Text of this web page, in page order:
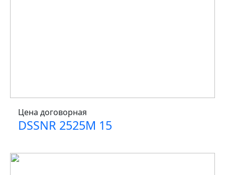
Цена договорная
DSSNR 2525M 15